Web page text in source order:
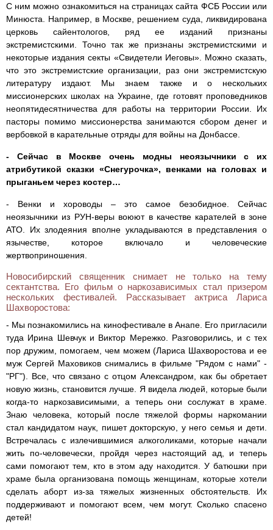
С ним можно ознакомиться на страницах сайта ФСБ России или
Минюста. Например, в Москве, решением суда, ликвидирована
церковь сайентологов, ряд ее изданий признаны
экстремистскими. Точно так же признаны экстремистскими и
некоторые издания секты «Свидетели Иеговы». Можно сказать,
что это экстремистские организации, раз они экстремистскую
литературу издают. Мы знаем также и о нескольких
миссионерских школах на Украине, где готовят проповедников
неопятидесятничества для работы на территории России. Их
пасторы помимо миссионерства занимаются сбором денег и
вербовкой в карательные отряды для войны на Донбассе.
- Сейчас в Москве очень модны неоязычники с их
атрибутикой сказки «Снегурочка», венками на головах и
прыганьем через костер…
- Венки и хороводы – это самое безобидное. Сейчас
неоязычники из РУН-веры воюют в качестве карателей в зоне
АТО. Их злодеяния вполне укладываются в представления о
язычестве, которое включало и человеческие
жертвоприношения.
Новосибирский священник снимает не только на тему
сектантства. Его фильм о наркозависимых стал призером
нескольких фестивалей. Рассказывает актриса Лариса
Шахворостова:
- Мы познакомились на кинофестивале в Анапе. Его пригласили
туда Ирина Шевчук и Виктор Мережко. Разговорились, и с тех
пор дружим, помогаем, чем можем (Лариса Шахворостова и ее
муж Сергей Маховиков снимались в фильме "Рядом с нами" -
"РГ"). Все, что связано с отцом Александром, как бы обретает
новую жизнь, становится лучше. Я видела людей, которые были
когда-то наркозависимыми, а теперь они сослужат в храме.
Знаю человека, который после тяжелой формы наркомании
стал кандидатом наук, пишет докторскую, у него семья и дети.
Встречалась с излечившимися алкоголиками, которые начали
жить по-человечески, пройдя через настоящий ад, и теперь
сами помогают тем, кто в этом аду находится. У батюшки при
храме была организована помощь женщинам, которые хотели
сделать аборт из-за тяжелых жизненных обстоятельств. Их
поддерживают и помогают всем, чем могут. Сколько спасено
детей!